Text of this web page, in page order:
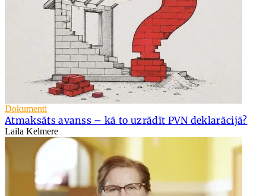
Dokumenti
Atmaksāts avanss – kā to uzrādīt PVN deklarācijā?
Laila Kelmere